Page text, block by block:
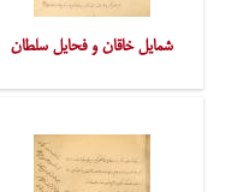
شمایل خاقان و فحایل سلطان